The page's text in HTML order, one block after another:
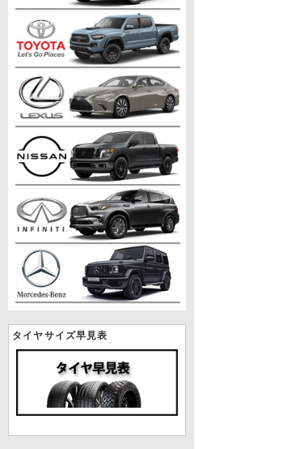
タイヤサイズ早見表